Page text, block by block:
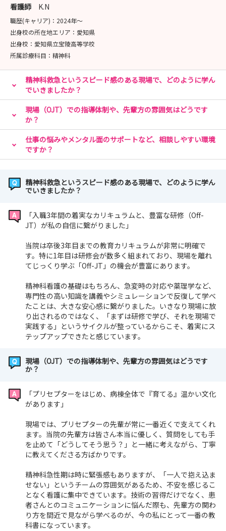
看護師 K.N
職歴(キャリア)： 2024年〜
出身校の所在地エリア： 愛知県
出身校： 愛知県立宝陵高等学校
所属診療科目： 精神科
精神科救急というスピード感のある現場で、どのように学ん
でいきましたか？
現場（OJT）での指導体制や、先輩方の雰囲気はどうです
か？
仕事の悩みやメンタル面のサポートなど、相談しやすい環境
ですか？
精神科救急というスピード感のある現場で、どのように学ん
でいきましたか？
「入職3年間の着実なカリキュラムと、豊富な研修（Off-
JT）が私の自信に繋がりました」
当院は卒後3年目までの教育カリキュラムが非常に明確で
す。特に1年目は研修会が数多く組まれており、現場を離れ
てじっくり学ぶ「Off-JT」の機会が豊富にあります。
精神科看護の基礎はもちろん、急変時の対応や薬理学など、
専門性の高い知識を講義やシミュレーションで反復して学べ
たことは、大きな安心感に繋がりました。いきなり現場に放
り出されるのではなく、「まずは研修で学び、それを現場で
実践する」というサイクルが整っているからこそ、着実にス
テップアップできたと感じています。
現場（OJT）での指導体制や、先輩方の雰囲気はどうです
か？
「プリセプターをはじめ、病棟全体で『育てる』温かい文化
があります」
現場では、プリセプターの先輩が常に一番近くで支えてくれ
ます。当院の先輩方は皆さん本当に優しく、質問をしても手
を止めて「どうしてそう思う？」と一緒に考えながら、丁寧
に教えてくださる方ばかりです。
精神科急性期は時に緊張感もありますが、「一人で抱え込ま
せない」というチームの雰囲気があるため、不安を感じるこ
となく看護に集中できています。技術の習得だけでなく、患
者さんとのコミュニケーションに悩んだ際も、先輩方の関わ
り方を間近で見ながら学べるのが、今の私にとって一番の教
科書になっています。